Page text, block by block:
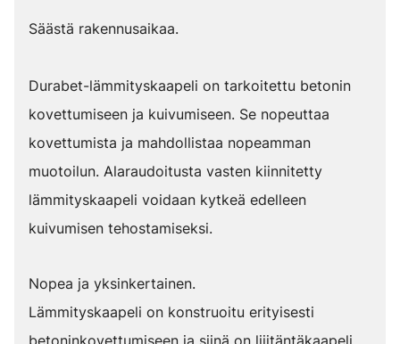
Säästä rakennusaikaa.
Durabet-lämmityskaapeli on tarkoitettu betonin
kovettumiseen ja kuivumiseen. Se nopeuttaa
kovettumista ja mahdollistaa nopeamman
muotoilun. Alaraudoitusta vasten kiinnitetty
lämmityskaapeli voidaan kytkeä edelleen
kuivumisen tehostamiseksi.
Nopea ja yksinkertainen.
Lämmityskaapeli on konstruoitu erityisesti
betoninkovettumiseen ja siinä on liiitäntäkaapeli.